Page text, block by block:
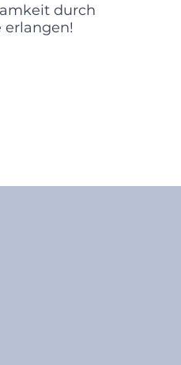
durch
erlangen!